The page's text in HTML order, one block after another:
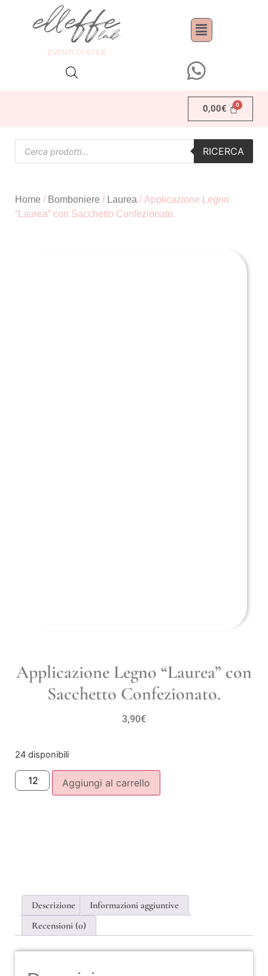
0,00€
RICERCA
Home / Bomboniere / Laurea / Applicazione Legno
“Laurea” con Sacchetto Confezionato.
Applicazione Legno “Laurea” con
Sacchetto Confezionato.
3,90€
24 disponibili
Aggiungi al carrello
Descrizione
Informazioni aggiuntive
Recensioni (0)